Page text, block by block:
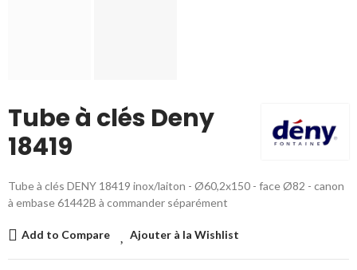
Tube à clés Deny
18419
Tube à clés DENY 18419 inox/laiton - Ø60,2x150 - face Ø82 - canon
à embase 61442B à commander séparément
Add to Compare Ajouter à la Wishlist